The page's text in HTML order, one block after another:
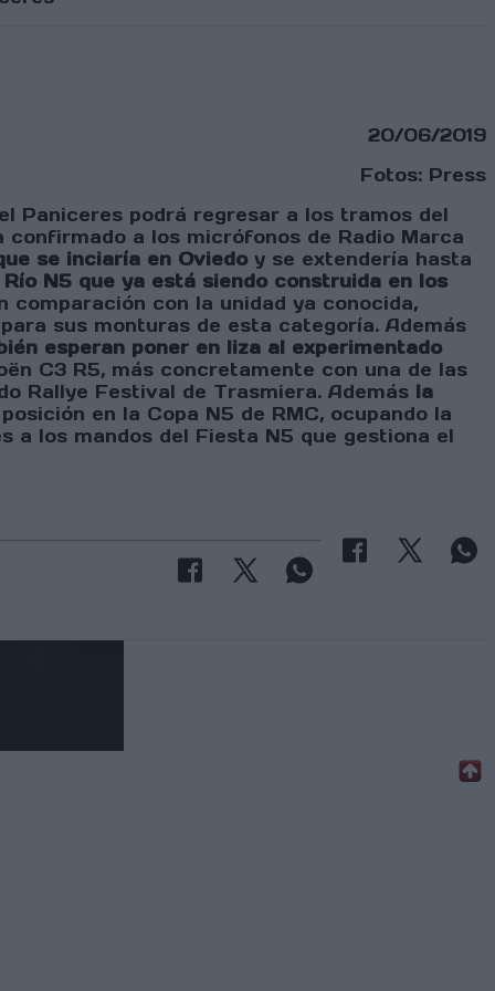
20/06/2019
Fotos: Press
Paniceres podrá regresar a los tramos del
confirmado a los micrófonos de Radio Marca
se inciaría en Oviedo y se extendería hasta
N5 que ya está siendo construida en los
comparación con la unidad ya conocida,
sus monturas de esta categoría. Además
esperan poner en liza al experimentado
C3 R5, más concretamente con una de las
Rallye Festival de Trasmiera. Además la
en la Copa N5 de RMC, ocupando la
a los mandos del Fiesta N5 que gestiona el